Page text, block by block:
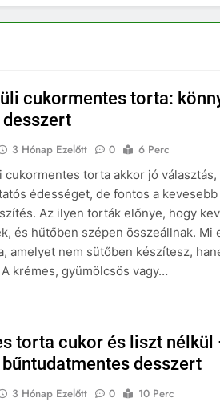
cukormentes torta:
3 Hónap Ezelőtt 0
6 Perc
cukormentes torta akkor jó választás,
édességet, de fontos a
Az ilyen torták előnye, hogy
és hűtőben szépen összeállnak. Mi
amelyet nem sütőben készítesz,
krémes, gyümölcsös vagy…
torta cukor és liszt nélkül
bűntudatmentes desszert
3 Hónap Ezelőtt 0
10 Perc